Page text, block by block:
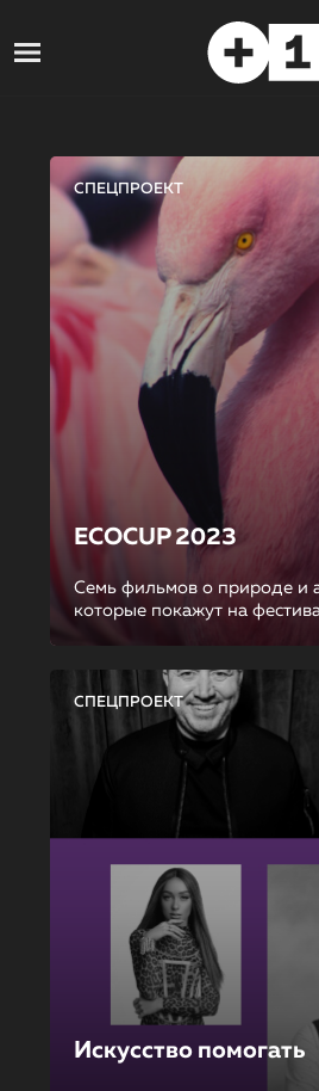
СПЕЦПРОЕКТ
ECOCUP 2023
Семь фильмов о природе и
которые покажут на
СПЕЦПРОЕКТ
Искусство помогать